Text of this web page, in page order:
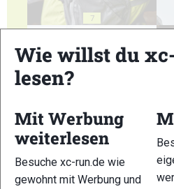
7
9
Wie willst du
lesen?
Mit Werbung
weiterlesen
Besuche xc-run.de wie
gewohnt mit Werbung und